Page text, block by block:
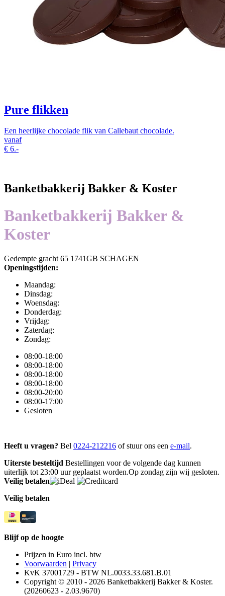
Pure flikken
Een heerlijke chocolade flik van Callebaut chocolade.
vanaf
€ 6.-
Banketbakkerij Bakker & Koster
Banketbakkerij Bakker &
Koster
Gedempte gracht 65 1741GB SCHAGEN
Openingstijden:
Maandag:
Dinsdag:
Woensdag:
Donderdag:
Vrijdag:
Zaterdag:
Zondag:
08:00-18:00
08:00-18:00
08:00-18:00
08:00-18:00
08:00-20:00
08:00-17:00
Gesloten
Heeft u vragen? Bel 0224-212216 of stuur ons een e-mail.
Uiterste besteltijd Bestellingen voor de volgende dag kunnen
uiterlijk tot 23:00 uur geplaatst worden.Op zondag zijn wij gesloten.
Veilig betalen
Veilig betalen
Blijf op de hoogte
Prijzen in Euro incl. btw
Voorwaarden | Privacy
KvK 37001729 - BTW NL.0033.33.681.B.01
Copyright © 2010 - 2026 Banketbakkerij Bakker & Koster.
(20260623 - 2.03.9670)